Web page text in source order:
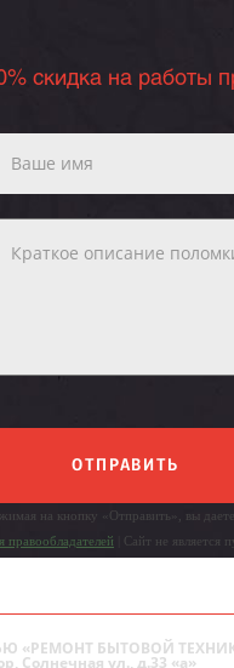
скидка на работы
ОТПРАВИТЬ
на кнопку «Отправить», вы
правообладателей | Сайт не является
«РЕМОНТ БЫТОВОЙ
Солнечная ул., д.33 «а»